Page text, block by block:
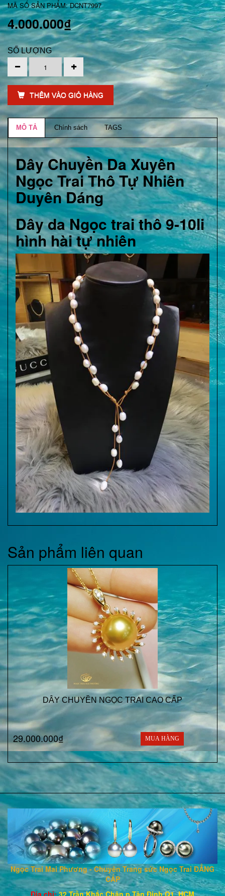
MÃ SỐ SẢN PHẨM: DCNT7997
4.000.000₫
SỐ LƯỢNG
THÊM VÀO GIỎ HÀNG
MÔ TẢ Chính sách TAGS
Dây Chuyền Da Xuyên
Ngọc Trai Thô Tự Nhiên
Duyên Dáng
Dây da Ngọc trai thô 9-10li
hình hài tự nhiên
Sản phẩm liên quan
DÂY CHUYỀN NGỌC TRAI CAO CẤP
29.000.000₫ MUA HÀNG
Ngọc Trai Mai Phương - Chuyên Trang sức Ngọc Trai ĐẲNG
CẤP